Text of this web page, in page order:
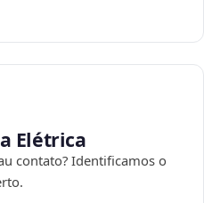
Elétrica
contato? Identificamos o